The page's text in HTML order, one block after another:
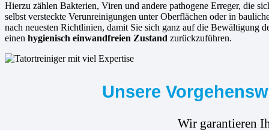
Hierzu zählen Bakterien, Viren und andere pathogene Erreger, die
selbst versteckte Verunreinigungen unter Oberflächen oder in
nach neuesten Richtlinien, damit Sie sich ganz auf die Bewältigung
einen hygienisch einwandfreien Zustand zurückzuführen.
Unsere
Wir garantieren